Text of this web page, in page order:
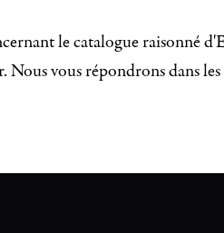
le catalogue raisonné
Nous vous répondrons dans